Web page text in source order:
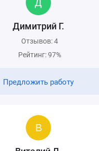
Димитрий Г.
Отзывов: 4
Рейтинг: 97%
Предложить работу